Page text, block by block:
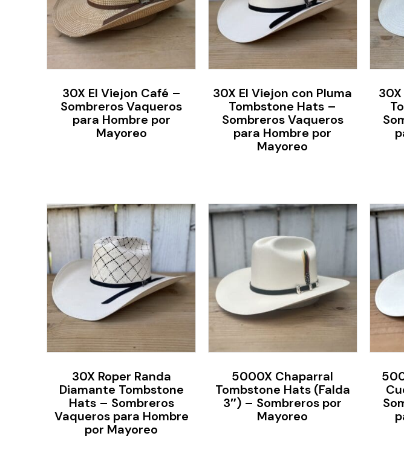
30X El Viejon Café –
Sombreros Vaqueros
para Hombre por
Mayoreo
30X El Viejon con Pluma
Tombstone Hats –
Sombreros Vaqueros
para Hombre por
Mayoreo
30X Roper Randa
Diamante Tombstone
Hats – Sombreros
Vaqueros para Hombre
por Mayoreo
5000X Chaparral
Tombstone Hats (Falda
3″) – Sombreros por
Mayoreo